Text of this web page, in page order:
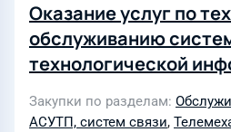
Оказание услуг по
обслуживанию
технологической
автоматизированной
системного
Закупки по разделам
АСУТП, систем связи,